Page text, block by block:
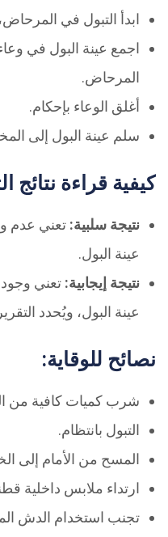
ابدأ التبول في
اجمع عينة البول في
المرحاض.
أغلق الوعاء بإحكام.
سلم عينة البول إلى
كيفية قراءة نتائج
نتيجة سلبية: تعني عدم
عينة البول.
نتيجة إيجابية: تعني
عينة البول، ويُحدد
نصائح للوقاية:
شرب كميات كافية من
التبول بانتظام.
المسح من الأمام إلى
ارتداء ملابس داخلية
تجنب استخدام الدش